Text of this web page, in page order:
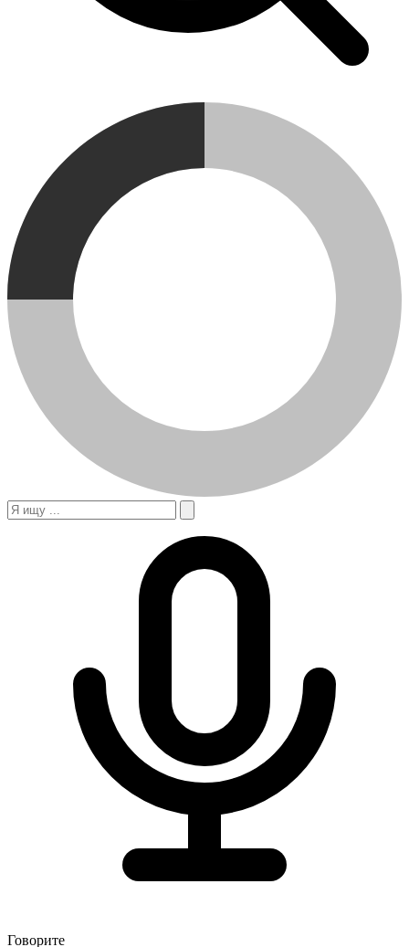
Говорите